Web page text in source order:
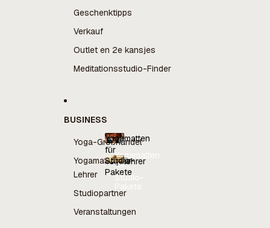
Geschenktipps
Verkauf
Outlet en 2e kansjes
Meditationsstudio-Finder
BUSINESS
Yoga-Großhandel
Yogamatten für
Lehrer
Studiopartner
Veranstaltungen
Yogamatten
für
Yogalehrer
Yogamatten
für
Yogalehrer
Studio-
Pakete
Studio-